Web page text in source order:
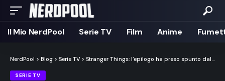
Il Mio NerdPool Serie TV Film Anime
NerdPool > Blog > Serie TV > Stranger Things: l’epilogo ha preso spunto dal finale originale di E.T.
SERIE TV